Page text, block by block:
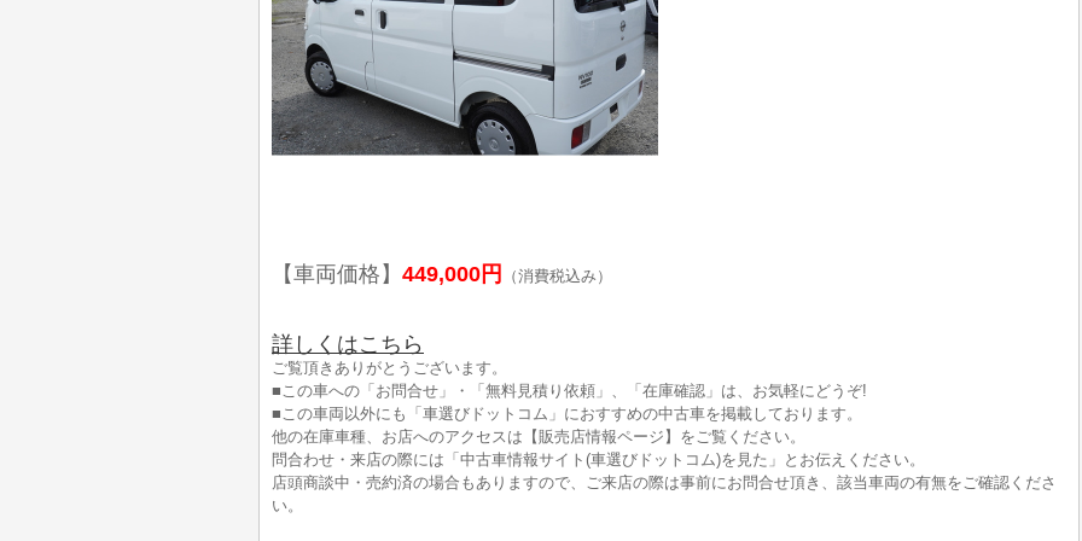
【車両価格】 449,000円 （消費税込み）
詳しくはこちら
ご覧頂きありがとうございます。
■この車への「お問合せ」・「無料見積り依頼」、「在庫確認」は、お気軽にどうぞ!
■この車両以外にも「車選びドットコム」におすすめの中古車を掲載しております。
他の在庫車種、お店へのアクセスは【販売店情報ページ】をご覧ください。
問合わせ・来店の際には「中古車情報サイト(車選びドットコム)を見た」とお伝えください。
店頭商談中・売約済の場合もありますので、ご来店の際は事前にお問合せ頂き、該当車両の有無をご確認くださ
い。